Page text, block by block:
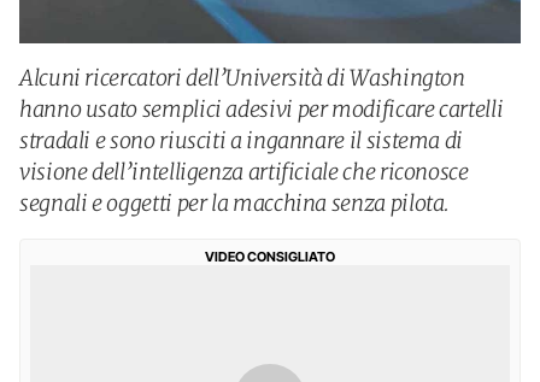
Alcuni ricercatori dell’Università di Washington
hanno usato semplici adesivi per modificare cartelli
stradali e sono riusciti a ingannare il sistema di
visione dell’intelligenza artificiale che riconosce
segnali e oggetti per la macchina senza pilota.
VIDEO CONSIGLIATO